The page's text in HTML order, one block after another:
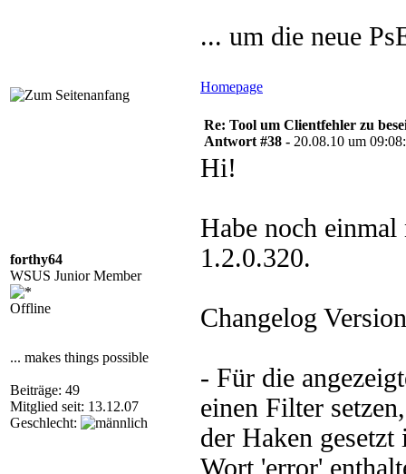
... um die neue
Homepage
forthy64
WSUS Junior Member
Offline
... makes things possible
Beiträge: 49
Mitglied seit: 13.12.07
Geschlecht:
Re: Tool um Clientfehler zu
Antwort #38 - 20.08.10 um
Hi!
Habe noch
1.2.0.320.
Changelog
- Für die
einen Filter
der Haken
Wort 'error'